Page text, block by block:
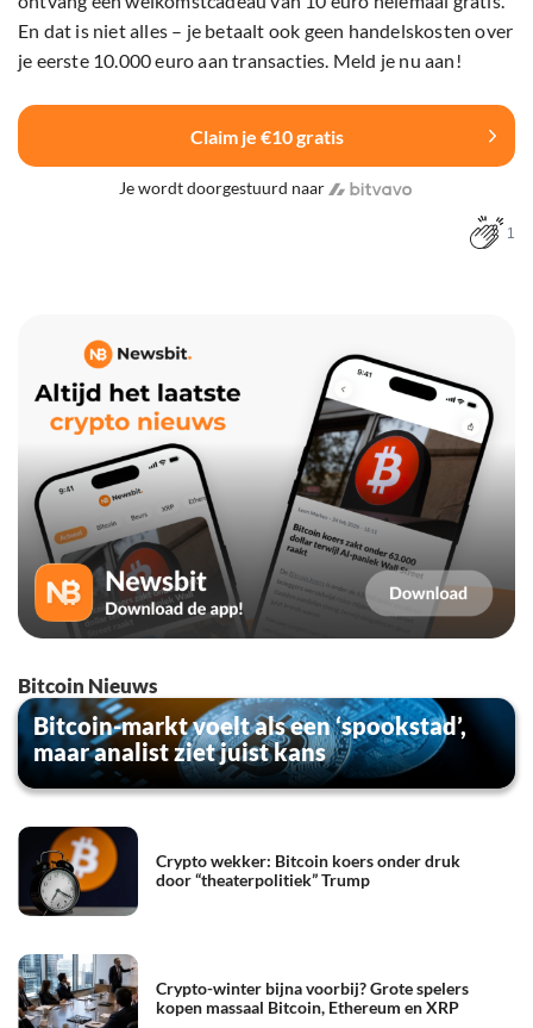
En dat is niet alles – je betaalt ook geen handelskosten over
je eerste 10.000 euro aan transacties. Meld je nu aan!
Claim je €10 gratis
Je wordt doorgestuurd naar
1
Bitcoin Nieuws
Bitcoin-markt voelt als een ‘spookstad’,
maar analist ziet juist kans
Crypto wekker: Bitcoin koers onder druk
door “theaterpolitiek” Trump
Crypto-winter bijna voorbij? Grote spelers
kopen massaal Bitcoin, Ethereum en XRP